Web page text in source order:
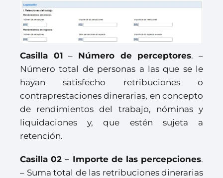
Casilla 01 – Número de perceptores. –
Número total de personas a las que se le
hayan satisfecho retribuciones o
contraprestaciones dinerarias, en concepto
de rendimientos del trabajo, nóminas y
liquidaciones y, que estén sujeta a
retención.
Casilla 02 – Importe de las percepciones.
– Suma total de las retribuciones dinerarias